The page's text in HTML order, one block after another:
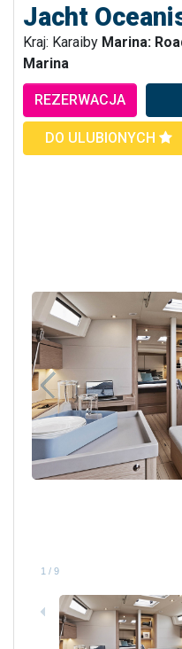
Jacht
Kraj: Karaiby Marina:
Marina
REZERWACJA
DO ULUBIONYCH
1 / 9